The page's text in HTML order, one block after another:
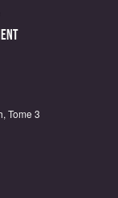
Tome 3